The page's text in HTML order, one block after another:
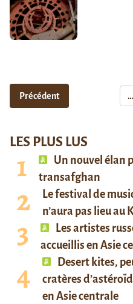
Précédent …
LES PLUS LUS
Un nouvel élan
transafghan
Le festival de
n’aura pas lieu
Les artistes
accueillis en Asie
Desert kites,
cratères
en Asie centrale